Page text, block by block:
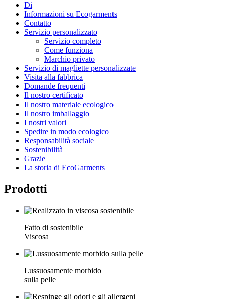
Di
Informazioni su Ecogarments
Contatto
Servizio personalizzato
Servizio completo
Come funziona
Marchio privato
Servizio di magliette personalizzate
Visita alla fabbrica
Domande frequenti
Il nostro certificato
Il nostro materiale ecologico
Il nostro imballaggio
I nostri valori
Spedire in modo ecologico
Responsabilità sociale
Sostenibilità
Grazie
La storia di EcoGarments
Prodotti
Fatto di sostenibile
Viscosa
Lussuosamente morbido
sulla pelle